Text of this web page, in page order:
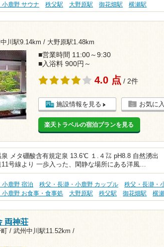
鹿野 サウナ
秩父駅 大野原駅 御花畑駅 横瀬駅
川駅9.14km / 大野原駅1.48km
■営業時間 11:00～9:30
■入浴料 900円～
4.0 点 / 2件
施設情報を見る お気に
楽天トラベルの宿泊プランを見る
泉 メタ硼酸含有規定泉 13.6℃ １.４㍑ pH8.8 自然湧出
11号線より 一歩入った、閑静な場所にある洋風…
鹿野 宿泊 秩父・長瀞・小鹿野 カップル
秩父・長瀞・
小鹿野 お食事・食事処
大野原駅 秩父駅 御花畑駅 横
両神荘
町 / 武州中川駅11.52km /